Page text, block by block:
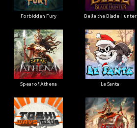
Forbidden Fury Belle the Blade Hunter
Spear of Athena Le Santa